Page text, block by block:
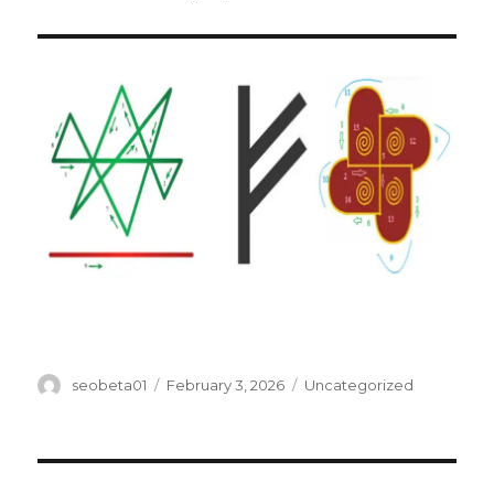
Author
seobeta01
Posted
February 3, 2026 Categories
Uncategorized